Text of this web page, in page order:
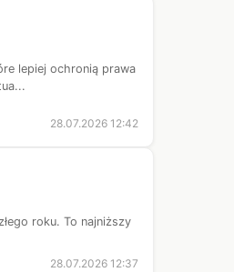
lepiej ochronią prawa
28.07.2026 12:42
roku. To najniższy
28.07.2026 12:37